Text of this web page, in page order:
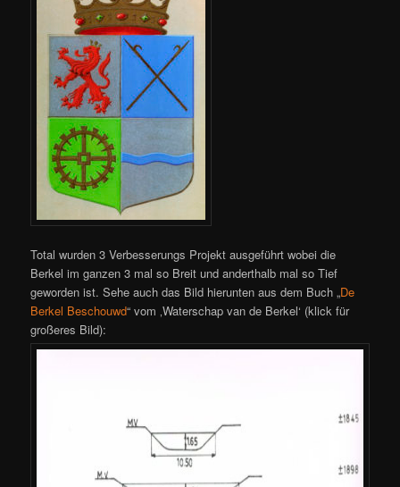
Total wurden 3 Verbesserungs Projekt ausgeführt wobei die
Berkel im ganzen 3 mal so Breit und anderthalb mal so Tief
geworden ist. Sehe auch das Bild hierunten aus dem Buch „De
Berkel Beschouwd“ vom ‚Waterschap van de Berkel‘ (klick für
großeres Bild):